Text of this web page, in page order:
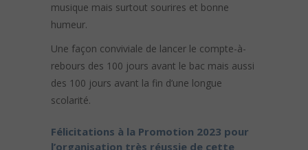
musique mais surtout sourires et bonne
humeur.
Une façon conviviale de lancer le compte-à-
rebours des 100 jours avant le bac mais aussi
des 100 jours avant la fin d’une longue
scolarité.
Félicitations à la Promotion 2023 pour
l’organisation très réussie de cette